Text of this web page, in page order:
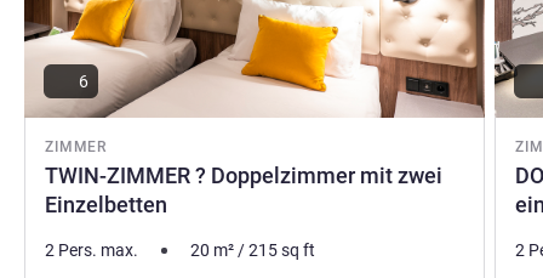
ZIMMER
TWIN-ZIMMER ? Doppelzimmer mit zwei
Einzelbetten
6
2 Pers. max. 20 m²/215sq ft 2